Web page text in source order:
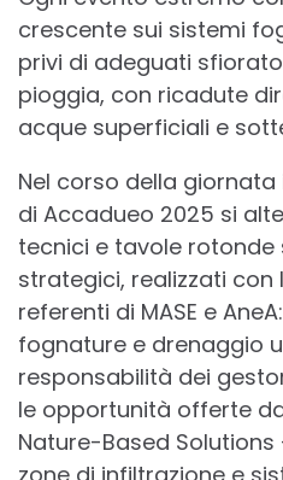
crescente sui sistemi
privi di adeguati
pioggia, con ricadute
acque superficiali e
Nel corso della
di Accadueo 2025 si
tecnici e tavole rotonde
strategici, realizzati
referenti di MASE e
fognature e drenaggio
responsabilità dei
le opportunità offerte
Nature-Based